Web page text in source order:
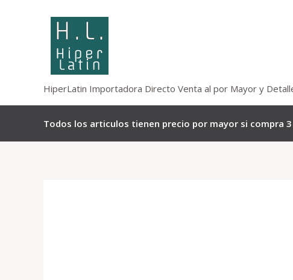
HiperLatin Importadora Directo Venta al por Mayor y
Todos los articulos tienen precio por mayor si compra